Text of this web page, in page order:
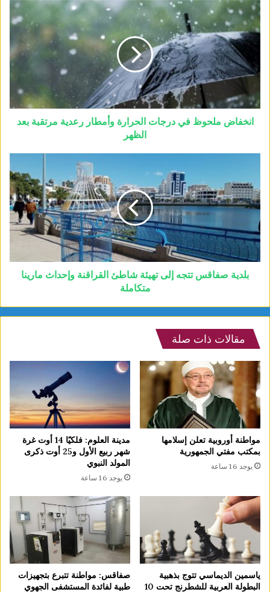
انخفاض ملحوظ في درجات الحرارة وأمطار رعدية مرتقبة بعد
الظهر
بلدية صفاقس تتجه إلى تهيئة شاطئ القراقنة وإحداث مارينا
متكاملة
مقالات ذات صلة
مواطنة أوروبية تعلن إسلامها
بمكتب مفتي الجمهورية
يوجد 16 ساعة
مدينة العلوم: فلكيًا 14 أوت غرة
شهر ربيع الأول و25 أوت ذكرى
المولد النبوي
يوجد 16 ساعة
ياسمين الديماسي تتوج بذهبية
البطولة العربية للشطرنج تحت 10
صفاقس: مواطنة تتبرع بتجهيزات
طبية لفائدة المستشفى الجهوي